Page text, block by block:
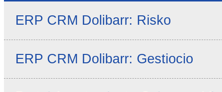
ERP CRM Dolibarr: Risko
ERP CRM Dolibarr: Gestiocio